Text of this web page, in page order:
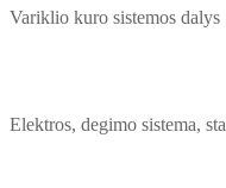
Variklio kuro sistemos dalys
Elektros, degimo sistema,